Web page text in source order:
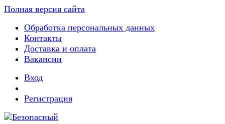
Полная версия сайта
Обработка персональных данных
Контакты
Доставка и оплата
Вакансии
Вход
Регистрация